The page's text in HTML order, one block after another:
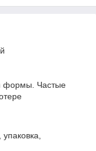
формы. Частые